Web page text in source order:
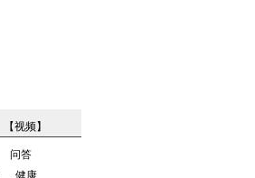
【视频】
问答
健康